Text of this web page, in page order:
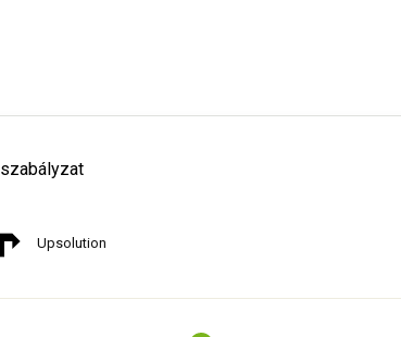
Upsolution